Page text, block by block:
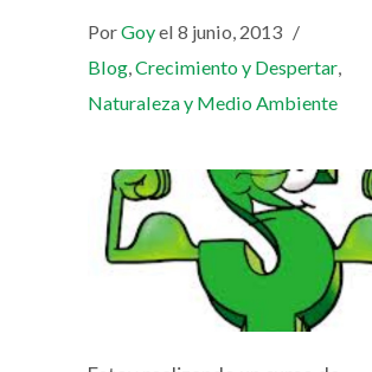
PorGoyel 8 junio, 2013 /
Blog,Crecimiento y Despertar,
Naturaleza y Medio Ambiente